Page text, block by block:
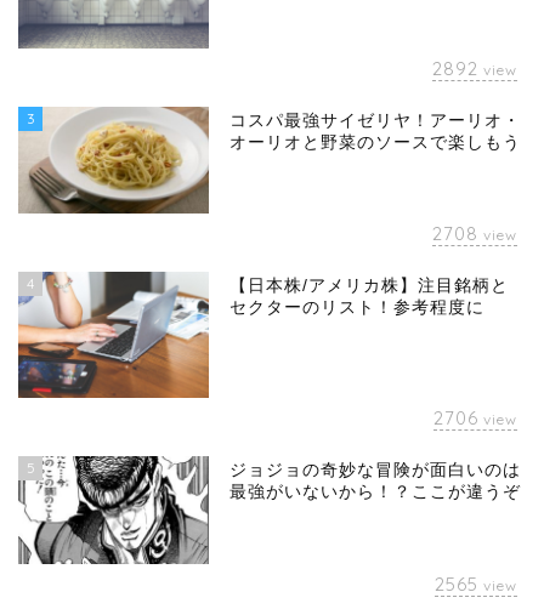
2892 view
3
コスパ最強サイゼリヤ！アーリオ・
オーリオと野菜のソースで楽しもう
2708 view
4
【日本株/アメリカ株】注目銘柄と
セクターのリスト！参考程度に
2706 view
5
ジョジョの奇妙な冒険が面白いのは
最強がいないから！？ここが違うぞ
2565 view